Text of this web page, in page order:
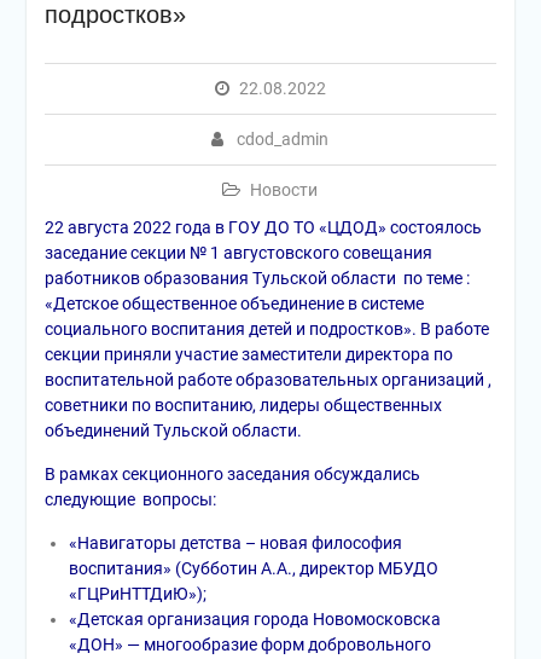
подростков»
22.08.2022
cdod_admin
Новости
22 августа 2022 года в ГОУ ДО ТО «ЦДОД» состоялось
заседание секции № 1 августовского совещания
работников образования Тульской области по теме :
«Детское общественное объединение в системе
социального воспитания детей и подростков». В работе
секции приняли участие заместители директора по
воспитательной работе образовательных организаций ,
советники по воспитанию, лидеры общественных
объединений Тульской области.
В рамках секционного заседания обсуждались
следующие вопросы:
«Навигаторы детства – новая философия
воспитания» (Субботин А.А., директор МБУДО
«ГЦРиНТТДиЮ»);
«Детская организация города Новомосковска
«ДОН» — многообразие форм добровольного